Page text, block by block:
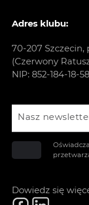
Adres klubu:
70-207 Szczecin,
(Czerwony
NIP: 852-184-18-58
Nasz
Dowiedz się